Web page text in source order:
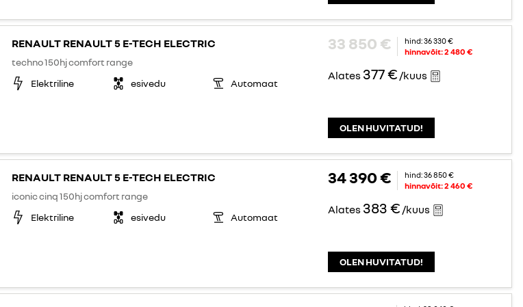
RENAULT RENAULT 5 E-TECH ELECTRIC
techno 150hj comfort range
33 850 € hind:36 330 €
hinnavõit:2 480 €
Alates 377 € /kuus
Elektriline esivedu Automaat
OLEN HUVITATUD!
RENAULT RENAULT 5 E-TECH ELECTRIC
iconic cinq 150hj comfort range
34 390 € hind:36 850 €
hinnavõit:2 460 €
Alates 383 € /kuus
Elektriline esivedu Automaat
OLEN HUVITATUD!